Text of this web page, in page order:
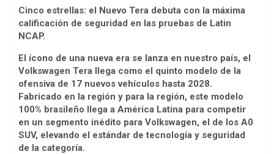
Cinco estrellas: el Nuevo Tera debuta con la máxima
calificación de seguridad en las pruebas de Latin
NCAP.
El ícono de una nueva era se lanza en nuestro país, el
Volkswagen Tera llega como el quinto modelo de la
ofensiva de 17 nuevos vehículos hasta 2028.
Fabricado en la región y para la región, este modelo
100% brasileño llega a América Latina para competir
en un segmento inédito para Volkswagen, el de los A0
SUV, elevando el estándar de tecnología y seguridad
de la categoría.